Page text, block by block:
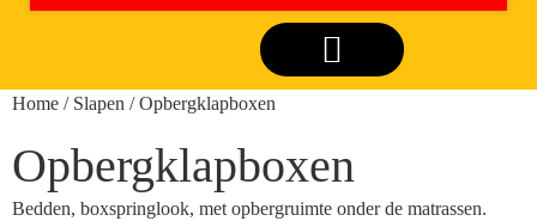
Home / Slapen / Opbergklapboxen
Opbergklapboxen
Bedden, boxspringlook, met opbergruimte onder de matrassen.